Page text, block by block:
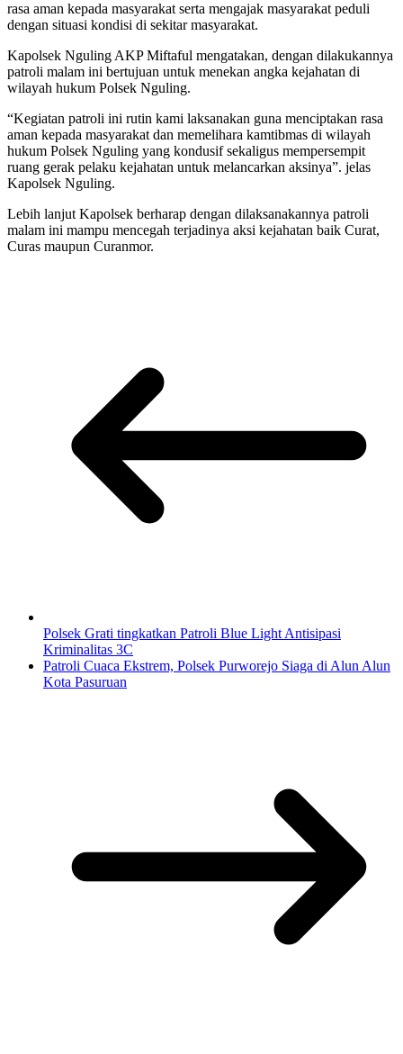
rasa aman kepada masyarakat serta mengajak masyarakat peduli
dengan situasi kondisi di sekitar masyarakat.
Kapolsek Nguling AKP Miftaful mengatakan, dengan dilakukannya
patroli malam ini bertujuan untuk menekan angka kejahatan di
wilayah hukum Polsek Nguling.
“Kegiatan patroli ini rutin kami laksanakan guna menciptakan rasa
aman kepada masyarakat dan memelihara kamtibmas di wilayah
hukum Polsek Nguling yang kondusif sekaligus mempersempit
ruang gerak pelaku kejahatan untuk melancarkan aksinya”. jelas
Kapolsek Nguling.
Lebih lanjut Kapolsek berharap dengan dilaksanakannya patroli
malam ini mampu mencegah terjadinya aksi kejahatan baik Curat,
Curas maupun Curanmor.
Polsek Grati tingkatkan Patroli Blue Light Antisipasi
Kriminalitas 3C
Patroli Cuaca Ekstrem, Polsek Purworejo Siaga di Alun Alun
Kota Pasuruan